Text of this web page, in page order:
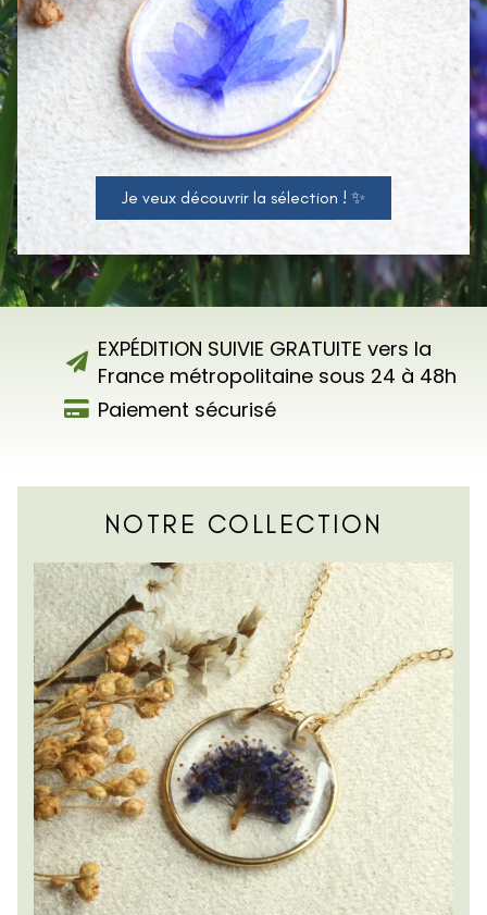
Je veux découvrir la sélection ! ✨
EXPÉDITION SUIVIE GRATUITE vers la
France métropolitaine sous 24 à 48h
Paiement sécurisé
NOTRE COLLECTION